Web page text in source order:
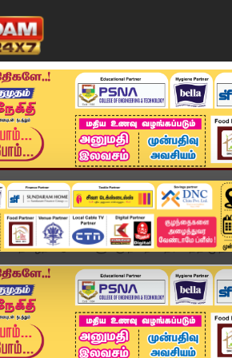
அண்மை தமிழ்நாடு சினிமா
தமிழ்நாட்டு மக்களுக்கு நன்றி தெரிவித்த